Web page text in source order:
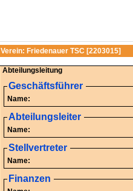
Verein: Friedenauer TSC [2203015]
Abteilungsleitung
Geschäftsführer
Name:
Abteilungsleiter
Name:
Stellvertreter
Name:
Finanzen